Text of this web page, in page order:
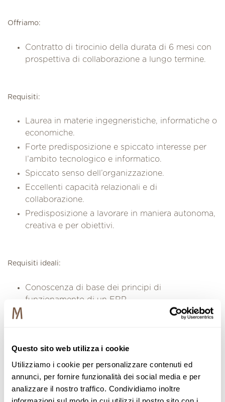
Questo sito web utilizza i cookie
Utilizziamo i cookie per personalizzare contenuti ed
annunci, per fornire funzionalità dei social media e per
analizzare il nostro traffico. Condividiamo inoltre
Offriamo:
Contratto di tirocinio della durata di 6 mesi con
prospettiva di collaborazione a lungo termine.
Requisiti:
Laurea in materie ingegneristiche, informatiche o
economiche.
Forte predisposizione e spiccato interesse per
l’ambito tecnologico e informatico.
Spiccato senso dell’organizzazione.
Eccellenti capacità relazionali e di
collaborazione.
Predisposizione a lavorare in maniera autonoma,
creativa e per obiettivi.
Requisiti ideali:
Conoscenza di base dei principi di
funzionamento di un ERP.
Conoscenza di base del linguaggio SQL per la
programmazione orientati allo sviluppo web.
Conoscenza di base in ambito sistemistico per la
gestione e la progettazione di reti informatiche
Are you interested to join our team?